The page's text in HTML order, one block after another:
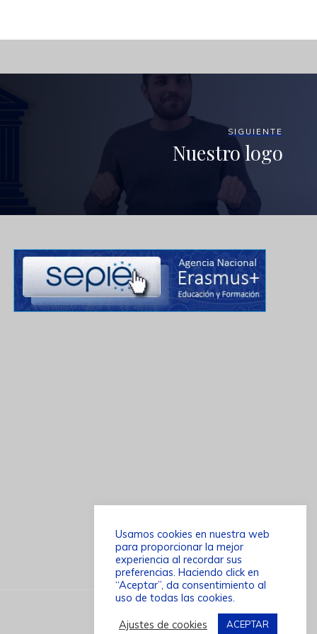
SIGUIENTE
Nuestro logo
Usamos cookies en nuestra web
para proporcionar la mejor
experiencia al recordar sus
preferencias. Haciendo click en
“Aceptar”, da consentimiento al
uso de todas las cookies.
Ajustes de cookies
ACEPTAR